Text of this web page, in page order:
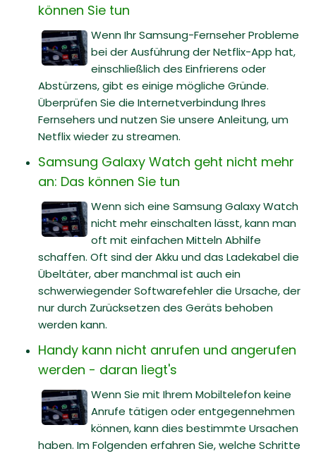
können Sie tun
Wenn Ihr Samsung-Fernseher Probleme
bei der Ausführung der Netflix-App hat,
einschließlich des Einfrierens oder
Abstürzens, gibt es einige mögliche Gründe.
Überprüfen Sie die Internetverbindung Ihres
Fernsehers und nutzen Sie unsere Anleitung, um
Netflix wieder zu streamen.
Samsung Galaxy Watch geht nicht mehr
an: Das können Sie tun
Wenn sich eine Samsung Galaxy Watch
nicht mehr einschalten lässt, kann man
oft mit einfachen Mitteln Abhilfe
schaffen. Oft sind der Akku und das Ladekabel die
Übeltäter, aber manchmal ist auch ein
schwerwiegender Softwarefehler die Ursache, der
nur durch Zurücksetzen des Geräts behoben
werden kann.
Handy kann nicht anrufen und angerufen
werden - daran liegt's
Wenn Sie mit Ihrem Mobiltelefon keine
Anrufe tätigen oder entgegennehmen
können, kann dies bestimmte Ursachen
haben. Im Folgenden erfahren Sie, welche Schritte